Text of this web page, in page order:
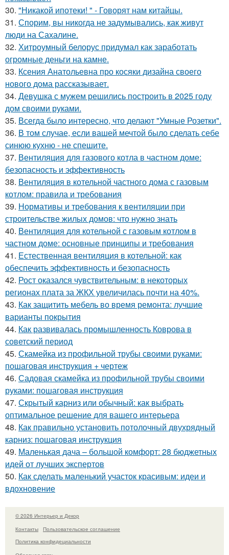
30. "Никакой ипотеки! " - Говорят нам китайцы.
31. Спорим, вы никогда не задумывались, как живут
люди на Сахалине.
32. Хитроумный белорус придумал как заработать
огромные деньги на камне.
33. Ксения Анатольевна про косяки дизайна своего
нового дома рассказывает.
34. Девушка с мужем решились построить в 2025 году
дом своими руками.
35. Всегда было интересно, что делают "Умные Розетки".
36. В том случае, если вашей мечтой было сделать себе
синюю кухню - не спешите.
37. Вентиляция для газового котла в частном доме:
безопасность и эффективность
38. Вентиляция в котельной частного дома с газовым
котлом: правила и требования
39. Нормативы и требования к вентиляции при
строительстве жилых домов: что нужно знать
40. Вентиляция для котельной с газовым котлом в
частном доме: основные принципы и требования
41. Естественная вентиляция в котельной: как
обеспечить эффективность и безопасность
42. Рост оказался чувствительным: в некоторых
регионах плата за ЖКХ увеличилась почти на 40%.
43. Как защитить мебель во время ремонта: лучшие
варианты покрытия
44. Как развивалась промышленность Коврова в
советский период
45. Скамейка из профильной трубы своими руками:
пошаговая инструкция + чертеж
46. Садовая скамейка из профильной трубы своими
руками: пошаговая инструкция
47. Скрытый карниз или обычный: как выбрать
оптимальное решение для вашего интерьера
48. Как правильно установить потолочный двухрядный
карниз: пошаговая инструкция
49. Маленькая дача – большой комфорт: 28 бюджетных
идей от лучших экспертов
50. Как сделать маленький участок красивым: идеи и
вдохновение
© 2026 Интерьер и Декор
Контакты
Пользовательское соглашение
Политика конфидециальности